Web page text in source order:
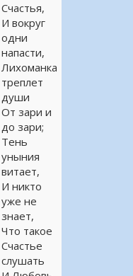
Счастья,
И вокруг
одни
напасти,
Лихоманка
треплет
души
От зари и
до зари;
Тень
уныния
витает,
И никто
уже не
знает,
Что такое
Счастье
слушать